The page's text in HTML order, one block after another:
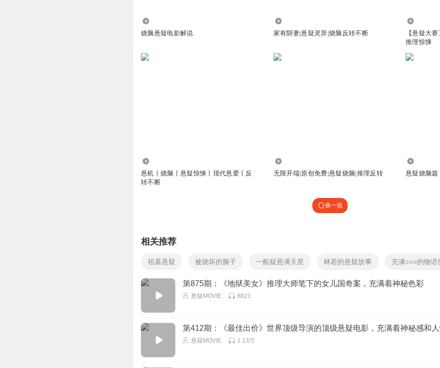
甜橙棒棒哒🌹
烧脑悬疑电影解说 家有阴妻|悬疑灵异|烧脑反转不断
【悬疑大
推理惊悚
悬机丨烧脑丨悬疑惊悚丨现代悬爱丨反
转不断
无限开端|原创免费|悬疑烧脑|推理反转 悬疑烧脑篇
换一批
相关推荐
祖墓悬疑 被烧坏的脑子 一船疑悬满天星 林若的悬疑故事 充满○○○的物语
第875期：《地狱美女》推理大师笔下的女儿国奇案，充满着神秘色彩
悬疑MOVIE 8821
第412期：《最佳出价》世界顶级导演的顶级悬疑电影，充满着神秘感和
悬疑MOVIE 1.13万